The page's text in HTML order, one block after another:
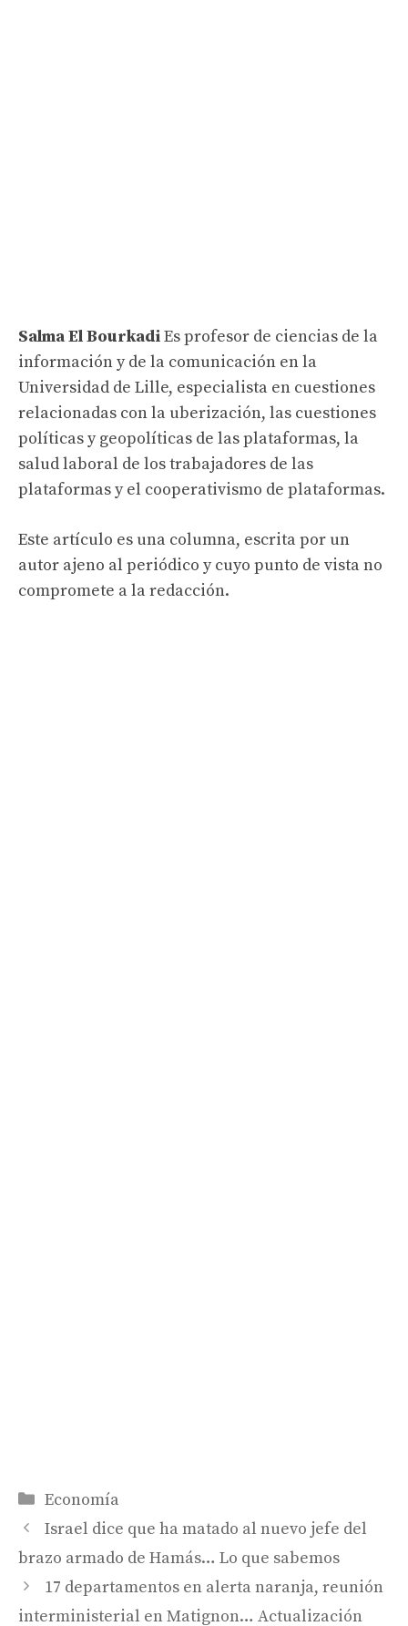
Salma El BourkadiEs profesor de ciencias de la
información y de la comunicación en la
Universidad de Lille, especialista en cuestiones
relacionadas con la uberización, las cuestiones
políticas y geopolíticas de las plataformas, la
salud laboral de los trabajadores de las
plataformas y el cooperativismo de plataformas.
Este artículo es una columna, escrita por un
autor ajeno al periódico y cuyo punto de vista no
compromete a la redacción.
Categorías
Economía
Israel dice que ha matado al nuevo jefe del
brazo armado de Hamás… Lo que sabemos
17 departamentos en alerta naranja, reunión
interministerial en Matignon… Actualización